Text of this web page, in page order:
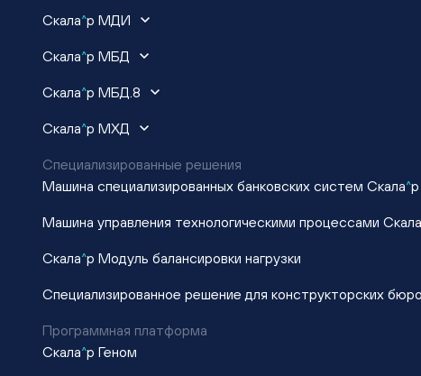
Скала^р МДИ
Скала^р МБД
Скала^р МБД.8
Скала^р МХД
Специализированные решения
Машина специализированных банковских систем Скала^р
Машина управления технологическими процессами Скала
Скала^р Модуль балансировки нагрузки
Специализированное решение для конструкторских бюро
Программная платформа
Скала^р Геном